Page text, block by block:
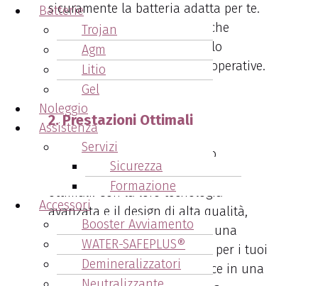
Batterie
Trojan
Agm
Litio
Gel
Noleggio
Assistenza
Servizi
Sicurezza
Formazione
Accessori
Booster Avviamento
WATER-SAFEPLUS®
Demineralizzatori
sicuramente la batteria adatta per te.
Puoi selezionare la capacità che
meglio si adatta al tuo carrello
elevatore e alle tue esigenze operative.
2. Prestazioni Ottimali
Le batterie di marca Still sono
progettate per offrire prestazioni
ottimali. Con la loro tecnologia
avanzata e il design di alta qualità,
queste batterie garantiscono una
potenza costante e affidabile per i tuoi
carrelli elevatori. Ciò si traduce in una